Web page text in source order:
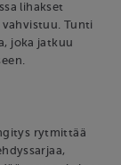
lihakset
Tunti
joka jatkuu
rytmittää